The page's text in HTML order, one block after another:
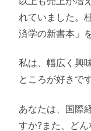
れていました。
済学の新書本」
私は、幅広く興
ところが好きです
あなたは、国際
すか?また、ど